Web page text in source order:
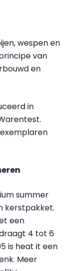
wespen en
van
en
in
summer
kerstpakket.
een
4 tot 6
is heat it een
Meer